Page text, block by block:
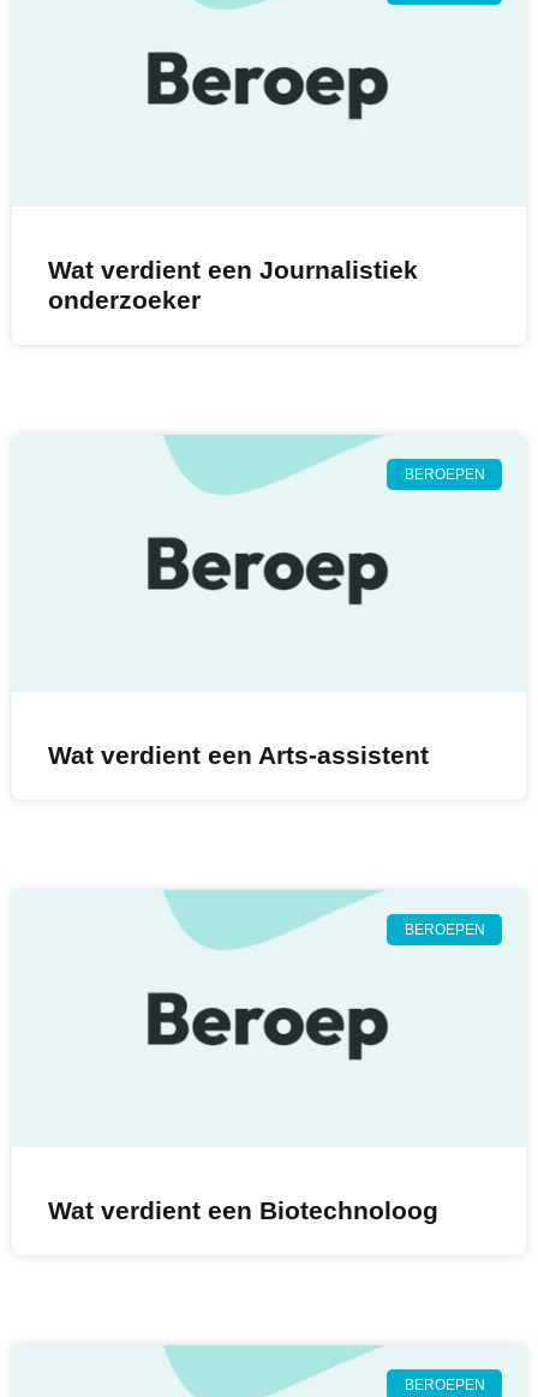
Wat verdient een Journalistiek
onderzoeker
BEROEPEN
Wat verdient een Arts-assistent
BEROEPEN
Wat verdient een Biotechnoloog
BEROEPEN